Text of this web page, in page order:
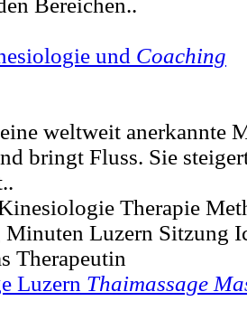
und Coaching
weltweit anerkannte
bringt Fluss. Sie
Therapie
Luzern Sitzung
Therapeutin
Luzern Thaimassage